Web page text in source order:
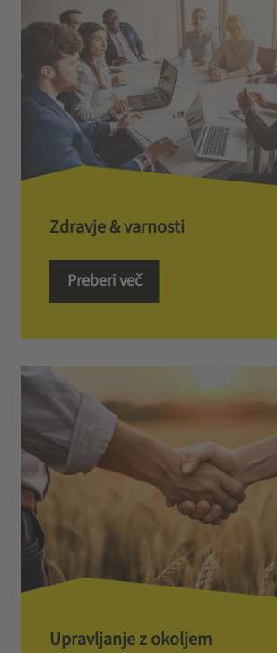
Zdravje & varnosti
Preberi več
Upravljanje z okoljem